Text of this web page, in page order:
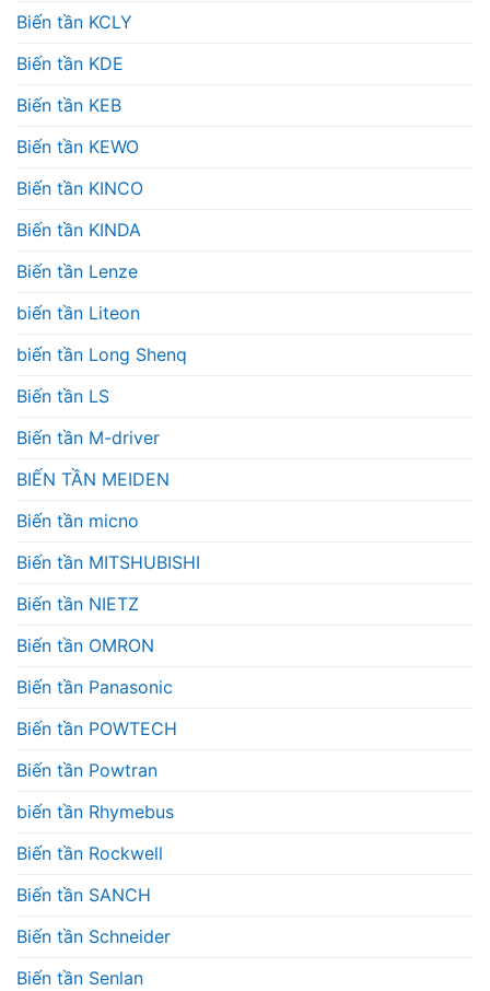
Biến tần KCLY
Biến tần KDE
Biến tần KEB
Biến tần KEWO
Biến tần KINCO
Biến tần KINDA
Biến tần Lenze
biến tần Liteon
biến tần Long Shenq
Biến tần LS
Biến tần M-driver
BIẾN TẦN MEIDEN
Biến tần micno
Biến tần MITSHUBISHI
Biến tần NIETZ
Biến tần OMRON
Biến tần Panasonic
Biến tần POWTECH
Biến tần Powtran
biến tần Rhymebus
Biến tần Rockwell
Biến tần SANCH
Biến tần Schneider
Biến tần Senlan